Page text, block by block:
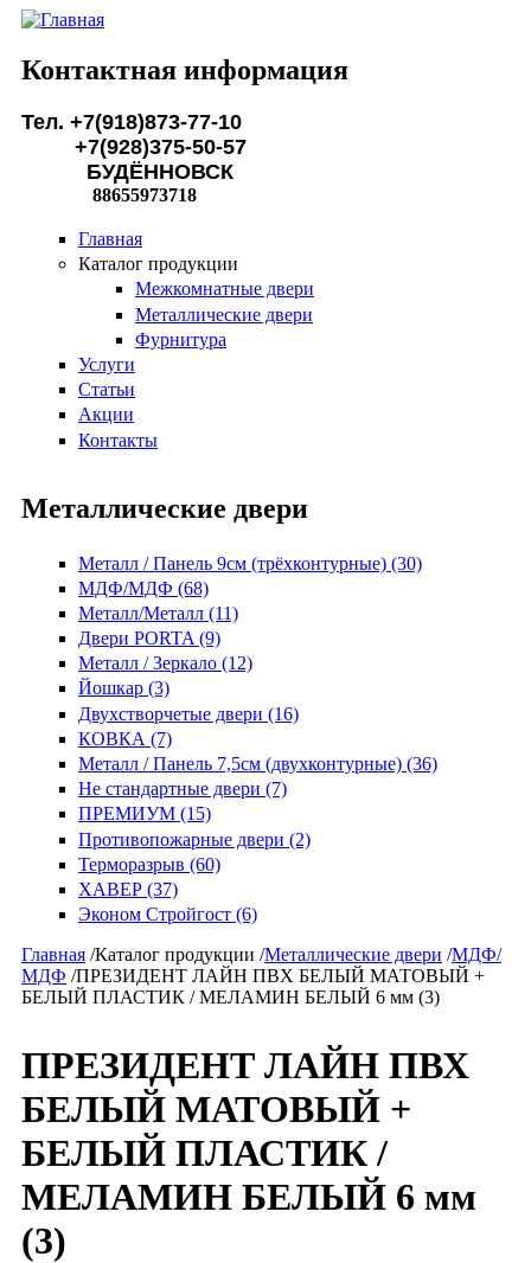
Перейти к основному содержанию
Контактная информация
Тел. +7(918)873-77-10
+7(928)375-50-57
БУДЁННОВСК
88655973718
Главная
Каталог продукции
Межкомнатные двери
Металлические двери
Фурнитура
Услуги
Статьи
Акции
Контакты
Металлические двери
Металл / Панель 9см (трёхконтурные) (30)
МДФ/МДФ (68)
Металл/Металл (11)
Двери PORTA (9)
Металл / Зеркало (12)
Йошкар (3)
Двухстворчетые двери (16)
КОВКА (7)
Металл / Панель 7,5см (двухконтурные) (36)
Не стандартные двери (7)
ПРЕМИУМ (15)
Противопожарные двери (2)
Терморазрыв (60)
ХАВЕР (37)
Эконом Стройгост (6)
Главная /Каталог продукции /Металлические двери /МДФ/
МДФ /ПРЕЗИДЕНТ ЛАЙН ПВХ БЕЛЫЙ МАТОВЫЙ +
БЕЛЫЙ ПЛАСТИК / МЕЛАМИН БЕЛЫЙ 6 мм (3)
ПРЕЗИДЕНТ ЛАЙН ПВХ
БЕЛЫЙ МАТОВЫЙ +
БЕЛЫЙ ПЛАСТИК /
МЕЛАМИН БЕЛЫЙ 6 мм
(3)